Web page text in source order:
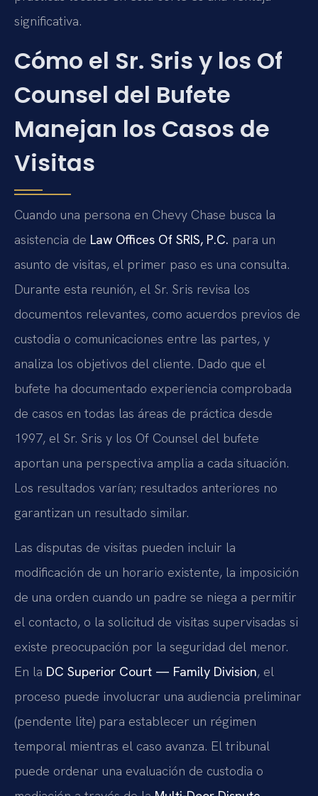
significativa.
Cómo el Sr. Sris y los Of
Counsel del Bufete
Manejan los Casos de
Visitas
Cuando una persona en Chevy Chase busca la
asistencia de Law Offices Of SRIS, P.C. para un
asunto de visitas, el primer paso es una consulta.
Durante esta reunión, el Sr. Sris revisa los
documentos relevantes, como acuerdos previos de
custodia o comunicaciones entre las partes, y
analiza los objetivos del cliente. Dado que el
bufete ha documentado experiencia comprobada
de casos en todas las áreas de práctica desde
1997, el Sr. Sris y los Of Counsel del bufete
aportan una perspectiva amplia a cada situación.
Los resultados varían; resultados anteriores no
garantizan un resultado similar.
Las disputas de visitas pueden incluir la
modificación de un horario existente, la imposición
de una orden cuando un padre se niega a permitir
el contacto, o la solicitud de visitas supervisadas si
existe preocupación por la seguridad del menor.
En la DC Superior Court — Family Division, el
proceso puede involucrar una audiencia preliminar
(pendente lite) para establecer un régimen
temporal mientras el caso avanza. El tribunal
puede ordenar una evaluación de custodia o